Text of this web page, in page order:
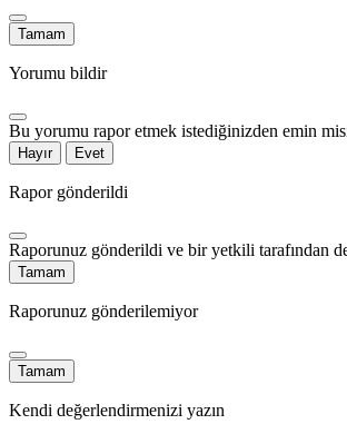
Tamam
Yorumu bildir
Bu yorumu rapor etmek istediğinizden emin
Hayır Evet
Rapor gönderildi
Raporunuz gönderildi ve bir yetkili tarafından
Tamam
Raporunuz gönderilemiyor
Tamam
Kendi değerlendirmenizi yazın